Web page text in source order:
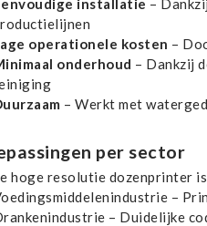
installatie –
operationele kosten –
onderhoud – Dankzij
– Werkt met
per sector
hoge resolutie dozenprinter
–
– Duidelijke